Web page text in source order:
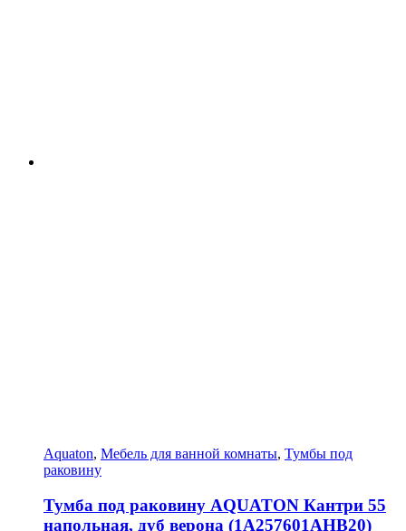
Aquaton, Мебель для ванной комнаты, Тумбы под
раковину
Тумба под раковину AQUATON Кантри 55
напольная, дуб верона (1A257601AHB20)